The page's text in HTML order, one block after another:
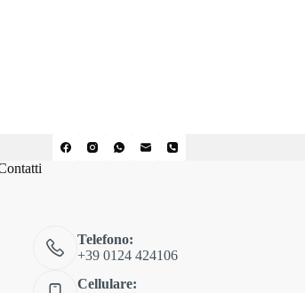
Telefono:
+39 0124 424106
Cellulare: